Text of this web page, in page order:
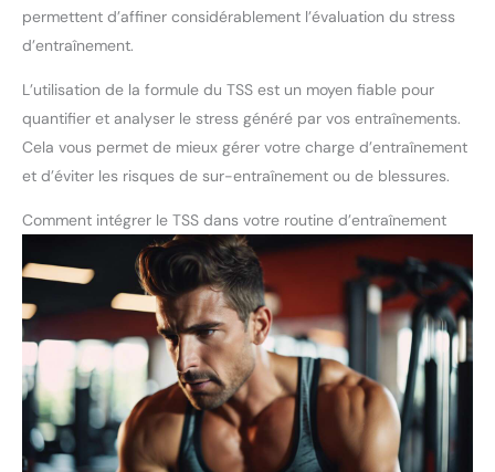
permettent d’affiner considérablement l’évaluation du stress
d’entraînement.
L’utilisation de la formule du TSS est un moyen fiable pour
quantifier et analyser le stress généré par vos entraînements.
Cela vous permet de mieux gérer votre charge d’entraînement
et d’éviter les risques de sur-entraînement ou de blessures.
Comment intégrer le TSS dans votre routine d’entraînement